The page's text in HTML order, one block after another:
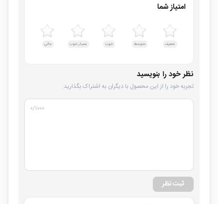
امتیاز شما
ضعیف متوسط خوب بسیار خوب عالی
نظر خود را بنویسید
تجربه خود را از این محصول با دیگران به اشتراک بگذارید.
۰/۱۰۰۰
ثبت نظر